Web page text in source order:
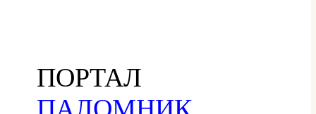
ПОРТАЛ